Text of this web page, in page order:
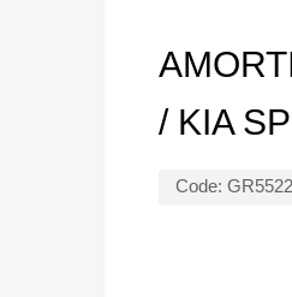
/ KIA
Code: